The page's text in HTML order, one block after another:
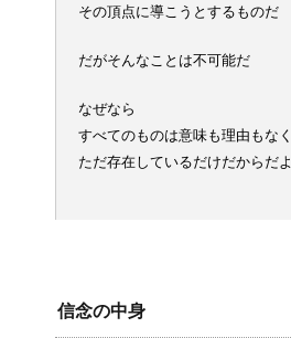
その頂点に導こうとするものだ
だがそんなことは不可能だ
なぜなら
すべてのものは意味も理由もなく
ただ存在しているだけだからだよ
信念の中身